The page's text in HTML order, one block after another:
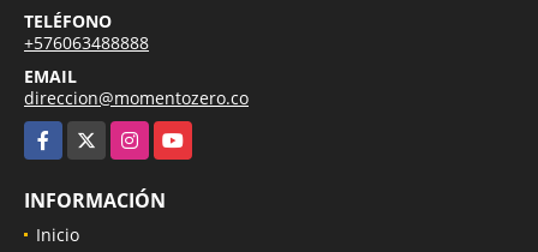
TELÉFONO
+576063488888
EMAIL
direccion@momentozero.co
Facebook
InstagramYouTube
INFORMACIÓN
Inicio